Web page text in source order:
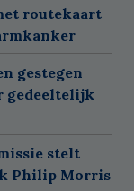
routekaart
gestegen
gedeeltelijk
stelt
Philip Morris